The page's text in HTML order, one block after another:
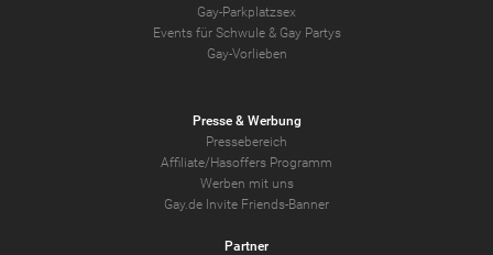
Gay-Parkplatzsex
Events für Schwule & Gay Partys
Gay-Vorlieben
Presse & Werbung
Pressebereich
Affiliate/Hasoffers Programm
Werben mit uns
Gay.de Invite Friends-Banner
Partner